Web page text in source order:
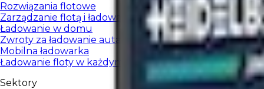
Rozwiązania flotowe
Zarządzanie flotą i ładowaniem pojazdów firmowych.
Ładowanie w domu
Zwroty za ładowanie auta służbowego w domu
Mobilna ładowarka
Ładowanie floty w każdym miejscu, rozliczane w
Sektory